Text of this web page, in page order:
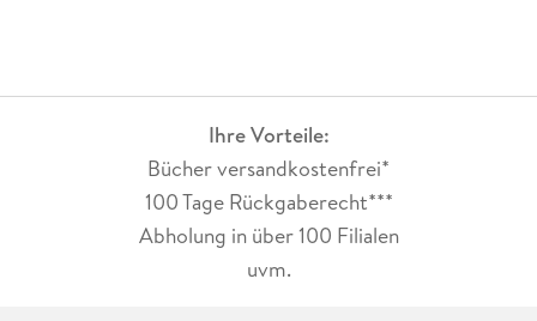
Ihre Vorteile:
Bücher versandkostenfrei*
100 Tage Rückgaberecht***
Abholung in über 100 Filialen
uvm.